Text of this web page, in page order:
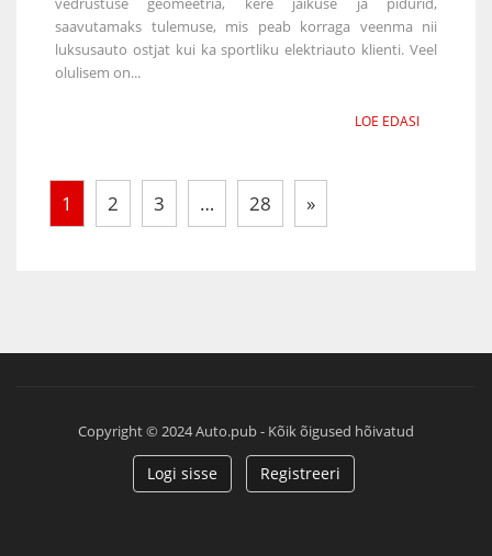
saavutamaks tulemuse, mis peab korraga veenma nii
luksusauto ostjat kui ka sportliku elektriauto klienti. Veel
olulisem on...
LOE EDASI
1 2 3 … 28 »
Copyright © 2024 Auto.pub - Kõik õigused hõivatud
Logi sisse Registreeri